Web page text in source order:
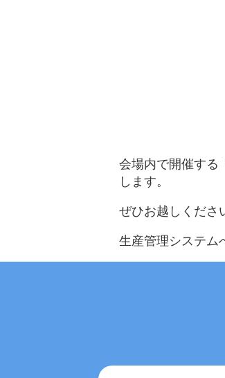
会場内で開催する
します。
ぜひお越しくださ
生産管理システム